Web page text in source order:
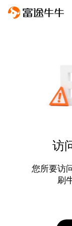
访
您所要访
刷